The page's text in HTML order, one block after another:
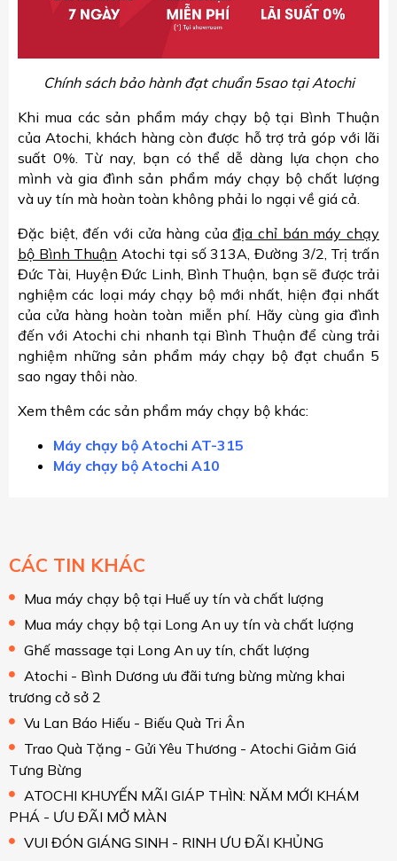
Chính sách bảo hành đạt chuẩn 5sao tại Atochi
Khi mua các sản phẩm máy chạy bộ tại Bình Thuận
của Atochi, khách hàng còn được hỗ trợ trả góp với lãi
suất 0%. Từ nay, bạn có thể dễ dàng lựa chọn cho
mình và gia đình sản phẩm máy chạy bộ chất lượng
và uy tín mà hoàn toàn không phải lo ngại về giá cả.
Đặc biệt, đến với cửa hàng củađịa chỉ bán máy chạy
bộ Bình Thuận Atochi tại số 313A, Đường 3/2, Trị trấn
Đức Tài, Huyện Đức Linh, Bình Thuận, bạn sẽ được trải
nghiệm các loại máy chạy bộ mới nhất, hiện đại nhất
của cửa hàng hoàn toàn miễn phí. Hãy cùng gia đình
đến với Atochi chi nhanh tại Bình Thuận để cùng trải
nghiệm những sản phẩm máy chạy bộ đạt chuẩn 5
sao ngay thôi nào.
Xem thêm các sản phẩm máy chạy bộ khác:
Máy chạy bộ Atochi AT-315
Máy chạy bộ Atochi A10
CÁC TIN KHÁC
Mua máy chạy bộ tại Huế uy tín và chất lượng
Mua máy chạy bộ tại Long An uy tín và chất lượng
Ghế massage tại Long An uy tín, chất lượng
Atochi - Bình Dương ưu đãi tưng bừng mừng khai
trương cở sở 2
Vu Lan Báo Hiếu - Biếu Quà Tri Ân
Trao Quà Tặng - Gửi Yêu Thương - Atochi Giảm Giá
Tưng Bừng
ATOCHI KHUYẾN MÃI GIÁP THÌN: NĂM MỚI KHÁM
PHÁ - ƯU ĐÃI MỞ MÀN
VUI ĐÓN GIÁNG SINH - RINH ƯU ĐÃI KHỦNG